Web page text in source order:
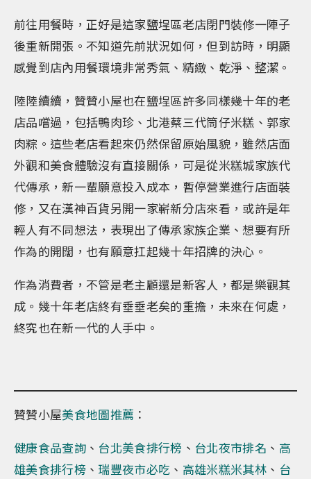
前往用餐時，正好是這家鹽埕區老店閉門裝修一陣子
後重新開張。不知道先前狀況如何，但到訪時，明顯
感覺到店內用餐環境非常秀氣、精緻、乾淨、整潔。
陸陸續續，贊贊小屋也在鹽埕區許多同樣幾十年的老
店品嚐過，包括鴨肉珍、北港蔡三代筒仔米糕、郭家
肉粽。這些老店看起來仍然保留原始風貌，雖然店面
外觀和美食體驗沒有直接關係，可是從米糕城家族代
代傳承，新一輩願意投入成本，暫停營業進行店面裝
修，又在漢神百貨另開一家嶄新分店來看，或許是年
輕人有不同想法，表現出了傳承家族企業、想要有所
作為的開闊，也有願意扛起幾十年招牌的決心。
作為消費者，不管是老主顧還是新客人，都是樂觀其
成。幾十年老店終有垂垂老矣的重擔，未來在何處，
終究也在新一代的人手中。
贊贊小屋美食地圖推薦 ：
健康食品查詢 、 台北美食排行榜 、 台北夜市排名 、 高
雄美食排行榜 、 瑞豐夜市必吃 、 高雄米糕米其林 、 台